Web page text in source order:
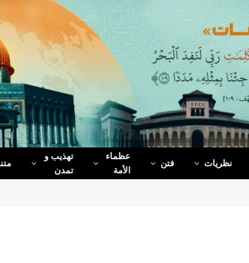
نظریات فتن
عظماء‌
الأمة
تهذیب و
تمدن